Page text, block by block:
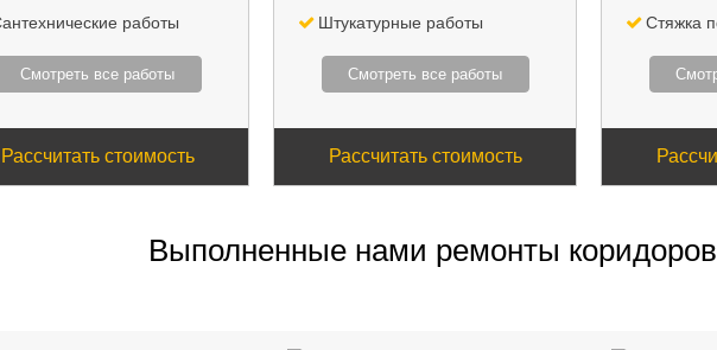
работы
Смотреть все работы
Рассчитать стоимость
Штукатурные работы
Смотреть все работы
Рассчитать стоимость
Стяжка
Выполненные нами ремонты коридоров